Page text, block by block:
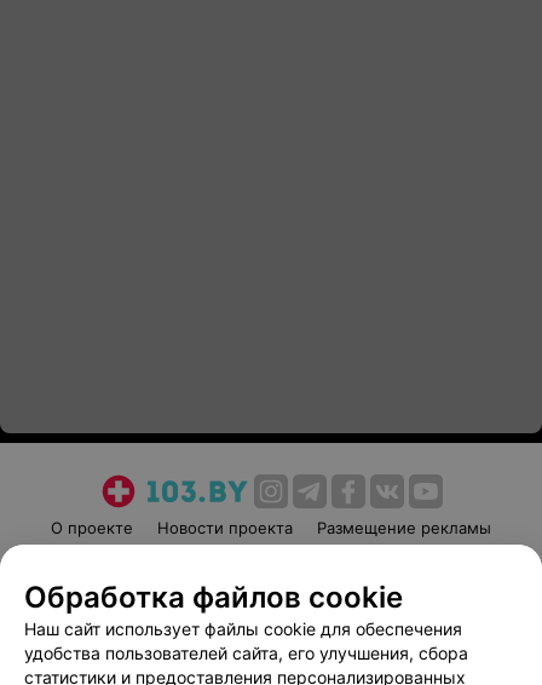
О проекте Новости проекта
Размещение рекламы
Пользовательское соглашение
Способы оплаты
Вакансии
Партнеры
Написать руководителю 103.by
Обработка файлов cookie
Наш сайт использует файлы cookie для обеспечения
удобства пользователей сайта, его улучшения, сбора
статистики и предоставления персонализированных